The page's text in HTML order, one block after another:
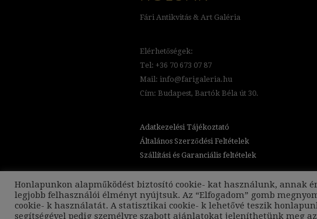
Fári Antikvitás & Art Galéria
Elérhetőségek:
Tel: +36 70 673 07 87
Mail: info@farigaleria.hu
Cím: Budapest, Bartók Béla út 30.
Adatkezelési Tájékoztató
Általános Szerződési Feltételek
Szállítási és Garanciális feltételek
Honlapunkon alapműködést biztosító cookie- kat használunk, annak
legjobb felhasználói élményt nyújtsuk. Az “Elfogadom” gomb
cookie- k használatát. A statisztikai cookie- k lehetővé teszik
segítségével pedig személyre szabott ajánlatokat jeleníthetünk meg